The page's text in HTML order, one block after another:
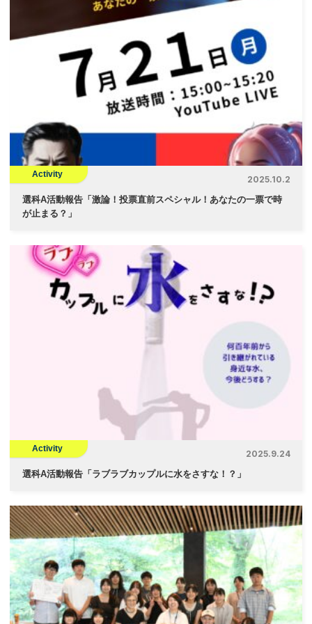
Activity
2025.10.2
選科A活動報告「激論！投票直前スペシャル！あなたの一票で時
が止まる？」
Activity
2025.9.24
選科A活動報告「ラブラブカップルに水をさすな！？」